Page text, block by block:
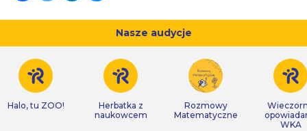
Nasze audycje
Halo, tu ZOO!
Herbatka z
naukowcem
Rozmowy
Matematyczne
WKA